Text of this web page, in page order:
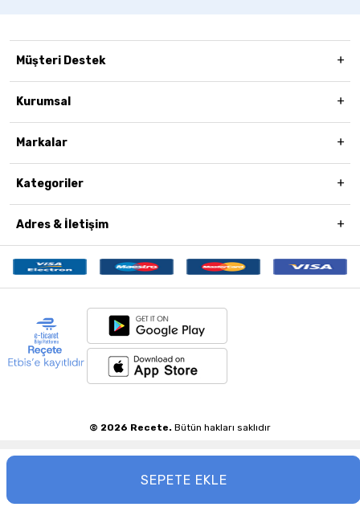
SEPETE EKLE
Müşteri Destek
Kurumsal
Markalar
Kategoriler
Adres & İletişim
© 2026 Recete. Bütün hakları saklıdır